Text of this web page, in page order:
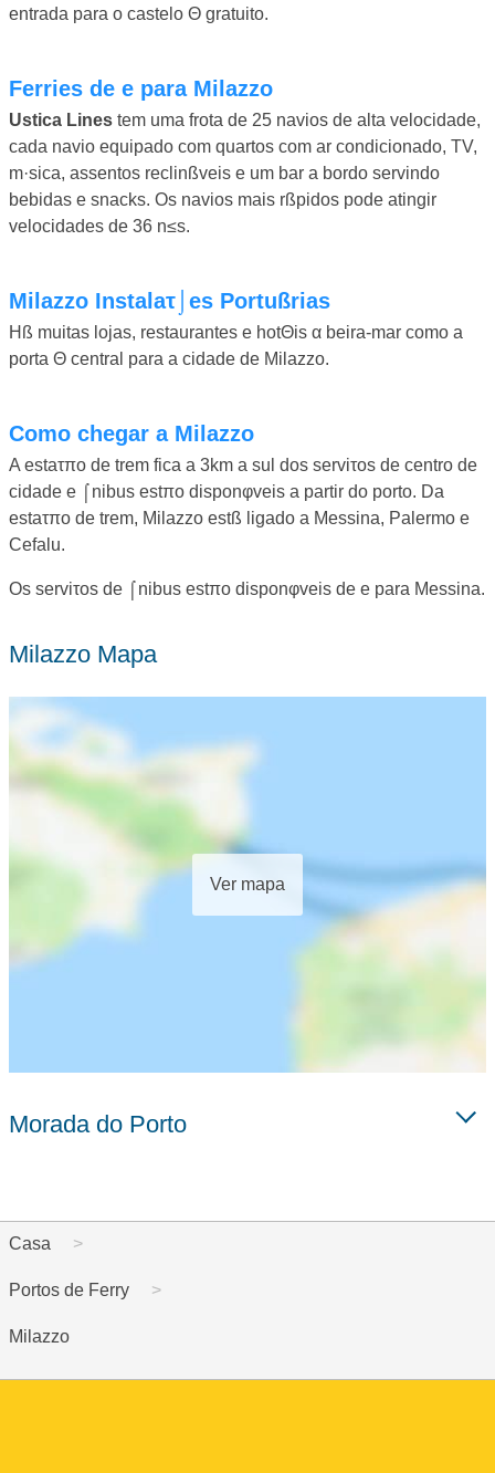
entrada para o castelo Θ gratuito.
Ferries de e para Milazzo
Ustica Lines tem uma frota de 25 navios de alta velocidade,
cada navio equipado com quartos com ar condicionado, TV,
m·sica, assentos reclinßveis e um bar a bordo servindo
bebidas e snacks. Os navios mais rßpidos pode atingir
velocidades de 36 n≤s.
Milazzo Instalaτ⌡es Portußrias
Hß muitas lojas, restaurantes e hotΘis α beira-mar como a
porta Θ central para a cidade de Milazzo.
Como chegar a Milazzo
A estaτπo de trem fica a 3km a sul dos serviτos de centro de
cidade e ⌠nibus estπo disponφveis a partir do porto. Da
estaτπo de trem, Milazzo estß ligado a Messina, Palermo e
Cefalu.
Os serviτos de ⌠nibus estπo disponφveis de e para Messina.
Milazzo Mapa
Ver mapa
Morada do Porto
Casa
Portos de Ferry
Milazzo